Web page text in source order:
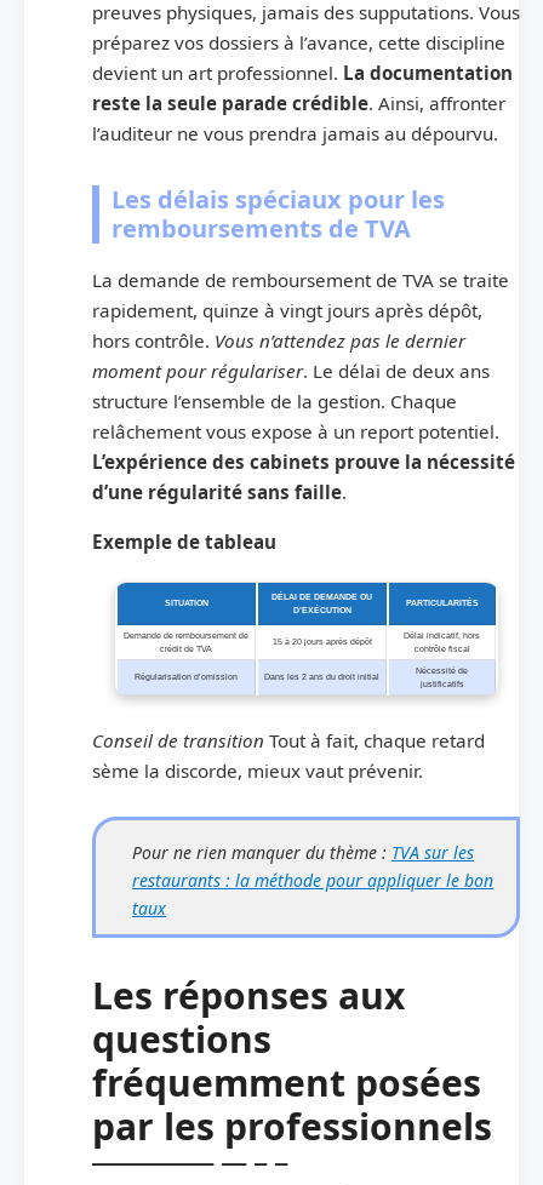
preuves physiques, jamais des supputations. Vous
préparez vos dossiers à l’avance, cette discipline
devient un art professionnel. La documentation
reste la seule parade crédible. Ainsi, affronter
l’auditeur ne vous prendra jamais au dépourvu.
Les délais spéciaux pour les
remboursements de TVA
La demande de remboursement de TVA se traite
rapidement, quinze à vingt jours après dépôt,
hors contrôle. Vous n’attendez pas le dernier
moment pour régulariser. Le délai de deux ans
structure l’ensemble de la gestion. Chaque
relâchement vous expose à un report potentiel.
L’expérience des cabinets prouve la nécessité
d’une régularité sans faille.
Exemple de tableau
SITUATION
DÉLAI DE DEMANDE OU
D’EXÉCUTION
PARTICULARITÉS
Demande de remboursement de
crédit de TVA
15 à 20 jours après dépôt
Délai indicatif, hors
contrôle fiscal
Régularisation d’omission Dans les 2 ans du droit initial
Nécessité de
justificatifs
Conseil de transition Tout à fait, chaque retard
sème la discorde, mieux vaut prévenir.
Pour ne rien manquer du thème : TVA sur les
restaurants : la méthode pour appliquer le bon
taux
Les réponses aux
questions
fréquemment posées
par les professionnels